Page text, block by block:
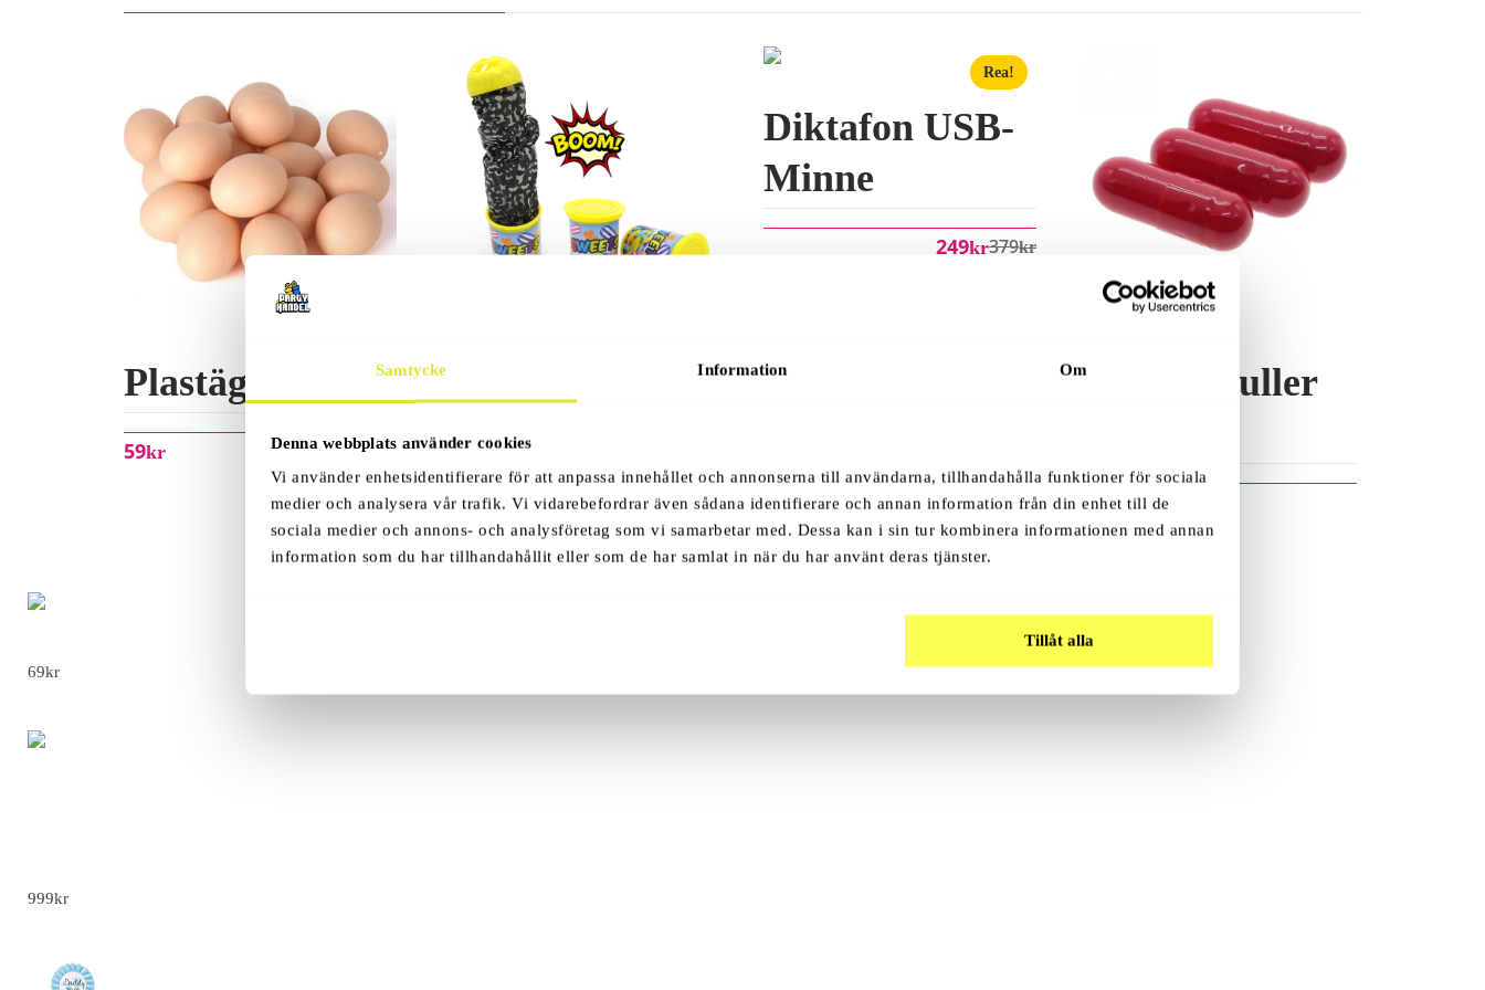
Samtycke Information Om
Denna webbplats använder cookies
Vi använder enhetsidentifierare för att anpassa innehållet och annonserna till användarna, tillhandahålla funktioner för sociala
medier och analysera vår trafik. Vi vidarebefordrar även sådana identifierare och annan information från din enhet till de
sociala medier och annons- och analysföretag som vi samarbetar med. Dessa kan i sin tur kombinera informationen med annan
information som du har tillhandahållit eller som de har samlat in när du har använt deras tjänster.
Tillåt alla
Plastägg 5-Pack
59Kr
Godisburk
Prank
59Kr
Rea!
Diktafon USB-
Minne
379Kr
249Kr
Blodampuller
49Kr
69kr
999kr